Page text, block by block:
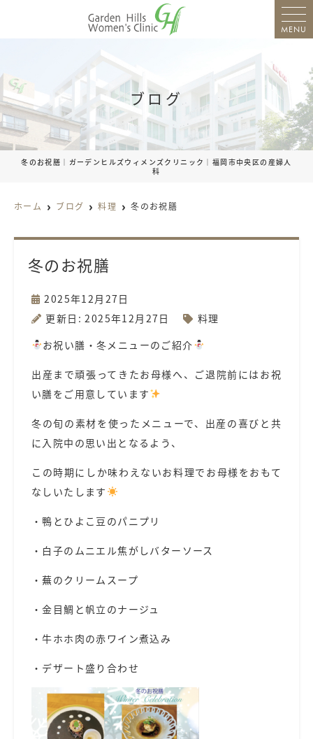
MENU
ブログ
冬のお祝膳｜ガーデンヒルズウィメンズクリニック｜福岡市中央区の産婦人
科
ホーム ブログ 料理 冬のお祝膳
冬のお祝膳
2025年12月27日
更新日: 2025年12月27日
料理
お祝い膳・冬メニューのご紹介
出産まで頑張ってきたお母様へ、ご退院前にはお祝
い膳をご用意しています
冬の旬の素材を使ったメニューで、出産の喜びと共
に入院中の思い出となるよう、
この時期にしか味わえないお料理でお母様をおもて
なしいたします
・鴨とひよこ豆のパニプリ
・白子のムニエル焦がしバターソース
・蕪のクリームスープ
・金目鯛と帆立のナージュ
・牛ホホ肉の赤ワイン煮込み
・デザート盛り合わせ